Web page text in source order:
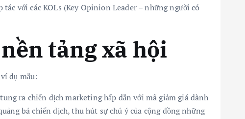
với các KOLs (Key Opinion Leader – những người có
tảng xã hội
dụ mẫu:
ra chiến dịch marketing hấp dẫn với mã giảm giá dành
bá chiến dịch, thu hút sự chú ý của cộng đồng những